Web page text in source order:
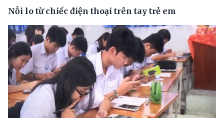
Nỗi lo từ chiếc điện thoại trên tay trẻ em